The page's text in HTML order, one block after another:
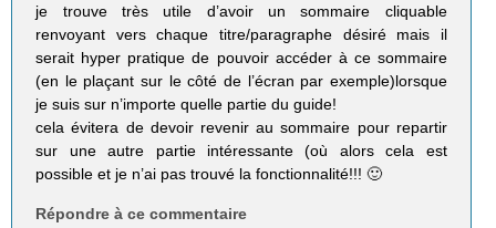
je trouve très utile d’avoir un sommaire cliquable
renvoyant vers chaque titre/paragraphe désiré mais il
serait hyper pratique de pouvoir accéder à ce sommaire
(en le plaçant sur le côté de l’écran par exemple)lorsque
je suis sur n’importe quelle partie du guide!
cela évitera de devoir revenir au sommaire pour repartir
sur une autre partie intéressante (où alors cela est
possible et je n’ai pas trouvé la fonctionnalité!!! 🙂
Répondre à ce commentaire